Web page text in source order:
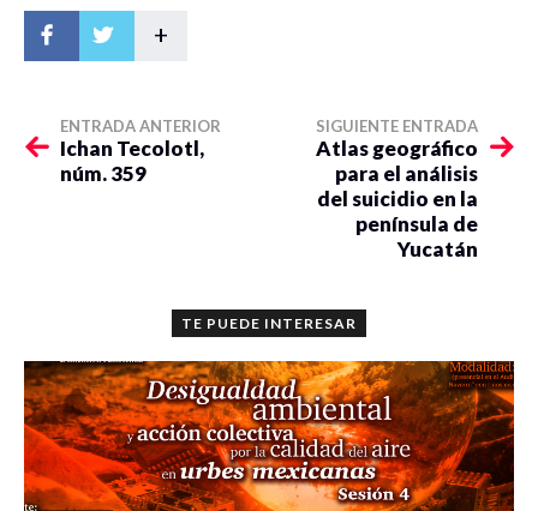
+
ENTRADA ANTERIOR
Ichan Tecolotl,
núm. 359
SIGUIENTE ENTRADA
Atlas geográfico
para el análisis
del suicidio en la
península de
Yucatán
TE PUEDE INTERESAR